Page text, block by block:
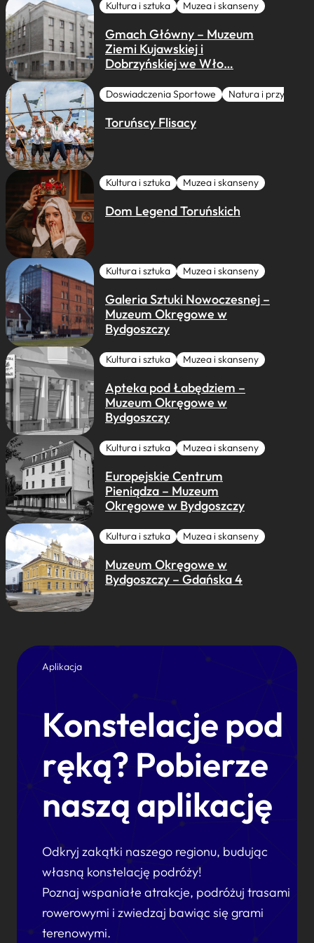
Kultura i sztuka Muzea i skanseny
Gmach Główny – Muzeum
Ziemi Kujawskiej i
Dobrzyńskiej we Wło…
Doswiadczenia Sportowe Natura i przygoda
Toruńscy Flisacy
Kultura i sztuka Muzea i skanseny
Dom Legend Toruńskich
Kultura i sztuka Muzea i skanseny
Galeria Sztuki Nowoczesnej –
Muzeum Okręgowe w
Bydgoszczy
Kultura i sztuka Muzea i skanseny
Apteka pod Łabędziem –
Muzeum Okręgowe w
Bydgoszczy
Kultura i sztuka Muzea i skanseny
Europejskie Centrum
Pieniądza – Muzeum
Okręgowe w Bydgoszczy
Kultura i sztuka Muzea i skanseny
Muzeum Okręgowe w
Bydgoszczy – Gdańska 4
Aplikacja
Konstelacje pod
ręką? Pobierze
naszą aplikację
Odkryj zakątki naszego regionu, budując
własną konstelację podróży!
Poznaj wspaniałe atrakcje, podróżuj trasami
rowerowymi i zwiedzaj bawiąc się grami
terenowymi.